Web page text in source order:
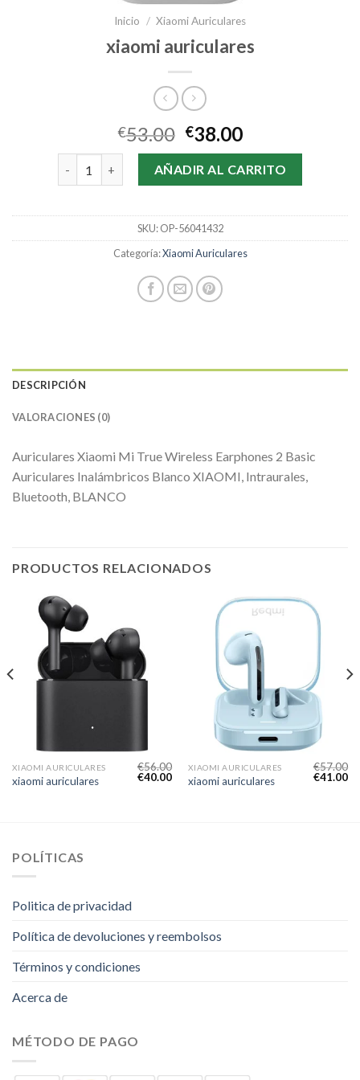
Inicio / Xiaomi Auriculares
xiaomi auriculares
€53.00 €38.00
xiaomi auriculares cantidadAÑADIR AL CARRITO
SKU:OP-56041432
Categoría:Xiaomi Auriculares
DESCRIPCIÓN
VALORACIONES (0)
Auriculares Xiaomi Mi True Wireless Earphones 2 Basic
Auriculares Inalámbricos Blanco XIAOMI, Intraurales,
Bluetooth, BLANCO
PRODUCTOS RELACIONADOS
XIAOMI AURICULARES
xiaomi auriculares
€56.00
€40.00
XIAOMI AURICULARES
xiaomi auriculares
€57.00
€41.00
POLÍTICAS
Politica de privacidad
Política de devoluciones y reembolsos
Términos y condiciones
Acerca de
MÉTODO DE PAGO